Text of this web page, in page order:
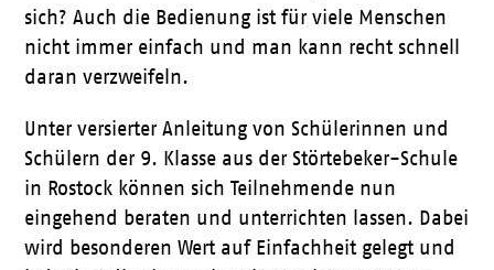
sich? Auch die Bedienung ist für viele Menschen
nicht immer einfach und man kann recht schnell
daran verzweifeln.
Unter versierter Anleitung von Schülerinnen und
Schülern der 9. Klasse aus der Störtebeker-Schule
in Rostock können sich Teilnehmende nun
eingehend beraten und unterrichten lassen. Dabei
wird besonderen Wert auf Einfachheit gelegt und